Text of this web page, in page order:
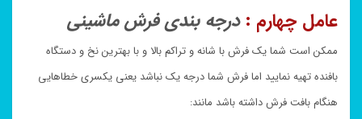
عامل چهارم : درجه بندی فرش ماشینی
ممکن است شما یک فرش با شانه و تراکم بالا و با بهترین نخ و دستگاه
بافنده تهیه نمایید اما فرش شما درجه یک نباشد یعنی یکسری خطاهایی
هنگام بافت فرش داشته باشد مانند: